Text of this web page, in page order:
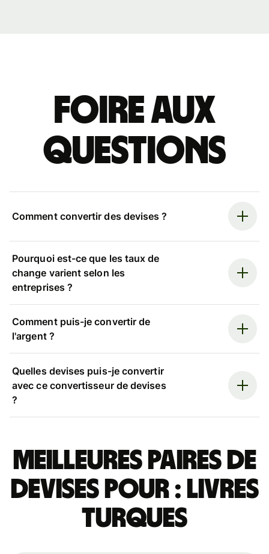
Foire aux
questions
Comment convertir des devises ?
Pourquoi est-ce que les taux de
change varient selon les
entreprises ?
Comment puis-je convertir de
l'argent ?
Quelles devises puis-je convertir
avec ce convertisseur de devises
?
Meilleures paires de
devises pour : livres
turques